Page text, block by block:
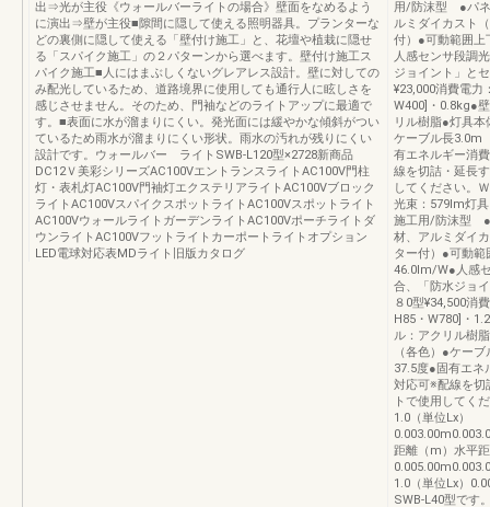
出⇒光が主役《ウォールバーライトの場合》壁面をなめるよう
に演出⇒壁が主役■隙間に隠して使える照明器具。プランターな
どの裏側に隠して使える「壁付け施工」と、花壇や植栽に隠せ
る「スパイク施工」の２パターンから選べます。壁付け施工ス
パイク施工■人にはまぶしくないグレアレス設計。壁に対しての
み配光しているため、道路境界に使用しても通行人に眩しさを
感じさせません。そのため、門袖などのライトアップに最適で
す。■表面に水が溜まりにくい。発光面には緩やかな傾斜がつい
ているため雨水が溜まりにくい形状。雨水の汚れが残りにくい
設計です。ウォールバー ライトSWB-L120型×2728新商品
DC12Ｖ美彩シリーズAC100VエントランスライトAC100V門柱
灯・表札灯AC100V門袖灯エクステリアライトAC100Vブロック
ライトAC100VスパイクスポットライトAC100Vスポットライト
AC100VウォールライトガーデンライトAC100Vポーチライトダ
ウンライトAC100Vフットライトカーポートライトオプション
LED電球対応表MDライト旧版カタログ
用/防沫型 ●パネ
ルミダイカスト
付）●可動範囲
人感センサ段調
ジョイント」と
¥23,000消費電
W400]・0.8kg●
リル樹脂●灯具
ケーブル長3.0m
有エネルギー消
線を切詰・延長
してください。
光束：579lm灯
施工用/防沫型 ●
材、アルミダイ
ター付）●可動
46.0lm/W●人感
合、「防水ジョ
８0型¥34,500消
H85・W780]・
ル：アクリル樹
（各色）●ケー
37.5度●固有エ
対応可※配線を切
トで使用してく
1.0（単位Lx）
距離（m）水平
1.0（単位Lx）
SWB-L40型です